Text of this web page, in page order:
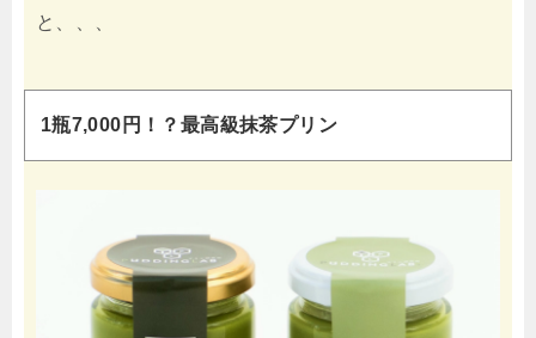
と、、、
1瓶7,000円！？最高級抹茶プリン